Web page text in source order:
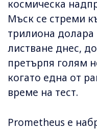
космическа
Мъск се стреми
трилиона
листване днес,
претърпя голям
когато една от
време на тест.
Prometheus е